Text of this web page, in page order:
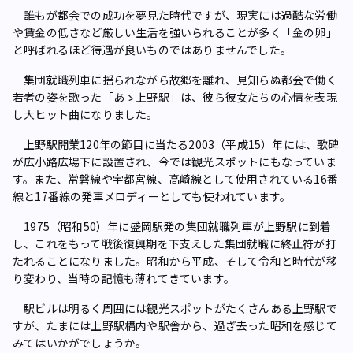
誰もが都会での成功を夢見た時代ですが、現実には過酷な労働
や賃金の低さなど厳しい生活を強いられることが多く「金の卵」
と呼ばれるほど待遇が良いものではありませんでした。
集団就職列車に揺られながら故郷を離れ、見知らぬ都会で働く
若者の姿を歌った「あゝ上野駅」は、彼ら彼女たちの心情を表現
し大ヒット曲になりました。
上野駅開業120年の節目に当たる2003（平成15）年には、歌碑
が広小路広場下に設置され、今では観光スポットにもなっていま
す。また、常磐線や宇都宮線、高崎線として使用されている16番
線と17番線の発車メロディーとしても使われています。
1975（昭和50）年に盛岡駅発の集団就職列車が上野駅に到着
し、これをもって戦後復興期を下支えした集団就職に終止符が打
たれることになりました。昭和から平成、そして令和と時代が移
り変わり、当時の記憶も薄れてきています。
駅ビルは明るく周囲には観光スポットがたくさんある上野駅で
すが、たまには上野駅構内や駅舎から、過ぎ去った昭和を感じて
みてはいかがでしょうか。